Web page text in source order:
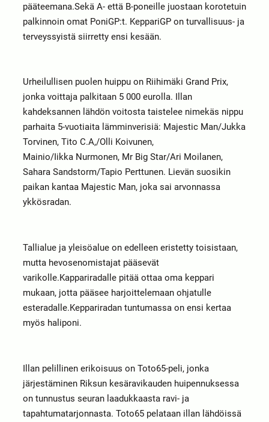
pääteemana.Sekä A- että B-poneille juostaan korotetuin
palkinnoin omat PoniGP:t. KeppariGP on turvallisuus- ja
terveyssyistä siirretty ensi kesään.
Urheilullisen puolen huippu on Riihimäki Grand Prix,
jonka voittaja palkitaan 5 000 eurolla. Illan
kahdeksannen lähdön voitosta taistelee nimekäs nippu
parhaita 5-vuotiaita lämminverisiä: Majestic Man/Jukka
Torvinen, Tito C.A,/Olli Koivunen,
Mainio/Iikka Nurmonen, Mr Big Star/Ari Moilanen,
Sahara Sandstorm/Tapio Perttunen. Lievän suosikin
paikan kantaa Majestic Man, joka sai arvonnassa
ykkösradan.
Tallialue ja yleisöalue on edelleen eristetty toisistaan,
mutta hevosenomistajat pääsevät
varikolle.Kappariradalle pitää ottaa oma keppari
mukaan, jotta pääsee harjoittelemaan ohjatulle
esteradalle.Keppariradantuntumassa on ensi kertaa
myös haliponi.
Illan pelillinen erikoisuus on Toto65-peli, jonka
järjestäminen Riksun kesäravikauden huipennuksessa
on tunnustus seuran laadukkaasta ravi- ja
tapahtumatarjonnasta. Toto65 pelataan illan lähdöissä